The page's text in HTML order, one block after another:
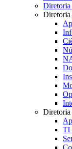
Diretoria
Diretoria
Diretoria
TI